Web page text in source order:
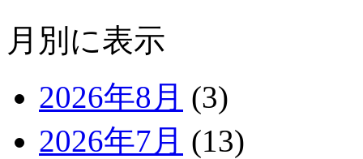
月別に表示
2026年8月 (3)
2026年7月 (13)